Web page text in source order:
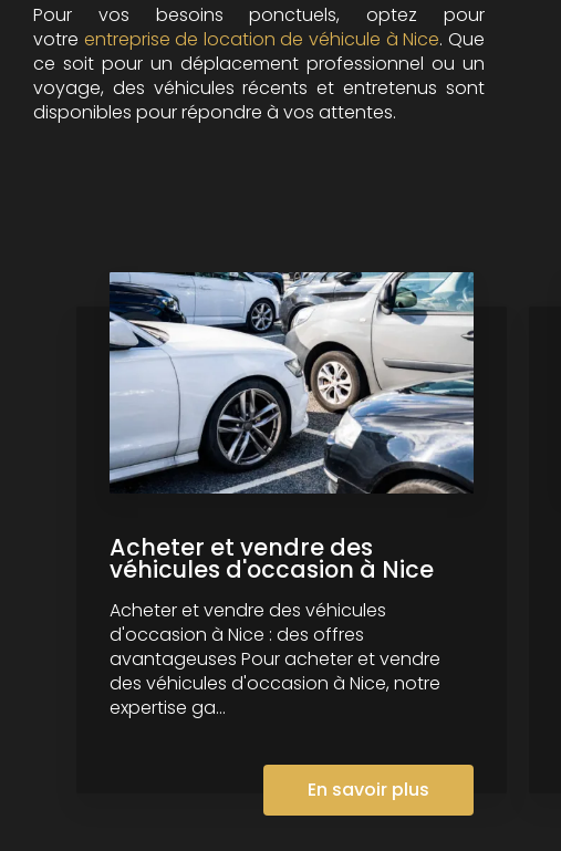
Pour vos besoins ponctuels, optez pour
votre entreprise de location de véhicule à Nice. Que
ce soit pour un déplacement professionnel ou un
voyage, des véhicules récents et entretenus sont
disponibles pour répondre à vos attentes.
Acheter et vendre des
véhicules d'occasion à Nice
Acheter et vendre des véhicules
d'occasion à Nice : des offres
avantageuses Pour acheter et vendre
des véhicules d'occasion à Nice, notre
expertise ga...
En savoir plus